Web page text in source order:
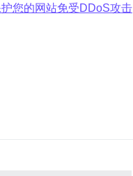
您的网站免受DDoS攻击